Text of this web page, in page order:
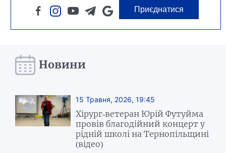
Приєднатися
Новини
15 Травня, 2026, 19:45
Хірург-ветеран Юрій Футуйма
провів благодійний концерт у
рідній школі на Тернопільщині
(відео)